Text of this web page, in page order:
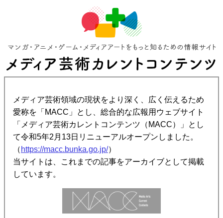
メディア芸術領域の現状をより深く、広く伝えるため
愛称を「MACC」とし、総合的な広報用ウェブサイト
「メディア芸術カレントコンテンツ（MACC）」とし
て令和5年2月13日リニューアルオープンしました。
（ https://macc.bunka.go.jp/）
当サイトは、これまでの記事をアーカイブとして掲載
しています。